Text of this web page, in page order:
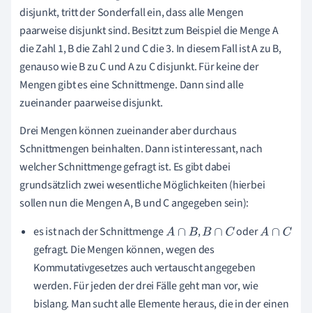
disjunkt, tritt der Sonderfall ein, dass alle Mengen
paarweise disjunkt sind. Besitzt zum Beispiel die Menge A
die Zahl 1, B die Zahl 2 und C die 3. In diesem Fall ist A zu B,
genauso wie B zu C und A zu C disjunkt. Für keine der
Mengen gibt es eine Schnittmenge. Dann sind alle
zueinander paarweise disjunkt.
Drei Mengen können zueinander aber durchaus
Schnittmengen beinhalten. Dann ist interessant, nach
welcher Schnittmenge gefragt ist. Es gibt dabei
grundsätzlich zwei wesentliche Möglichkeiten (hierbei
sollen nun die Mengen A, B und C angegeben sein):
es ist nach der SchnittmengeA∩ B ,B∩C oderA∩ C
gefragt. Die Mengen können, wegen des
Kommutativgesetzes auch vertauscht angegeben
werden. Für jeden der drei Fälle geht man vor, wie
bislang. Man sucht alle Elemente heraus, die in der einen